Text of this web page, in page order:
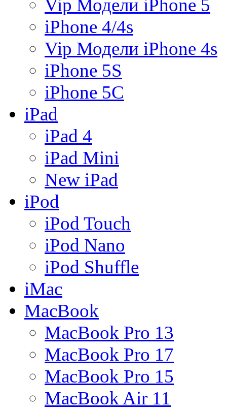
Vip Модели iPhone 5
iPhone 4/4s
Vip Модели iPhone 4s
iPhone 5S
iPhone 5C
iPad
iPad 4
iPad Mini
New iPad
iPod
iPod Touch
iPod Nano
iPod Shuffle
iMac
MacBook
MacBook Pro 13
MacBook Pro 17
MacBook Pro 15
MacBook Air 11